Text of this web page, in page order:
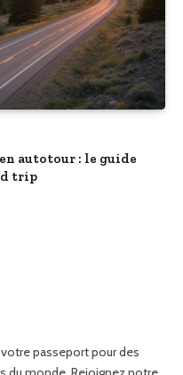
autotour : le guide
trip
passeport pour des